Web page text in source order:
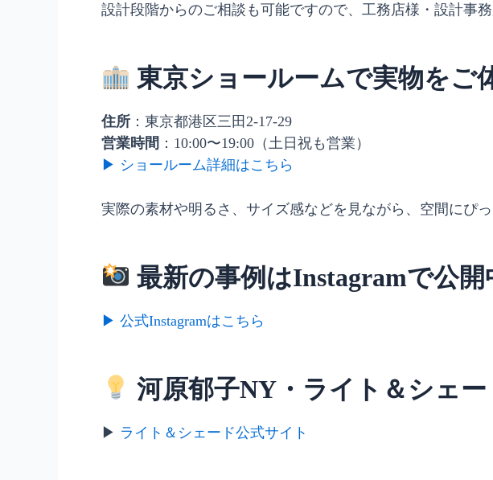
設計段階からのご相談も可能ですので、工務店様・設計事
東京ショールームで実物をご
住所 ：東京都港区三田2-17-29
営業時間 ：10:00〜19:00（土日祝も営業）
▶ ショールーム詳細はこちら
実際の素材や明るさ、サイズ感などを見ながら、空間にぴ
最新の事例はInstagramで公開
▶ 公式Instagramはこちら
河原郁子NY・ライト＆シェ
▶ ライト＆シェード公式サイト